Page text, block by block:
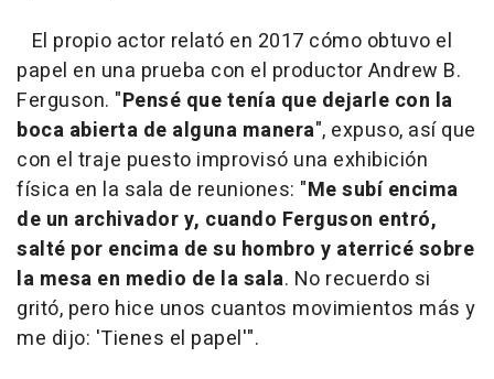
El propio actor relató en 2017 cómo obtuvo el
papel en una prueba con el productor Andrew B.
Ferguson. "Pensé que tenía que dejarle con la
boca abierta de alguna manera", expuso, así que
con el traje puesto improvisó una exhibición
física en la sala de reuniones: "Me subí encima
de un archivador y, cuando Ferguson entró,
salté por encima de su hombro y aterricé sobre
la mesa en medio de la sala. No recuerdo si
gritó, pero hice unos cuantos movimientos más y
me dijo: 'Tienes el papel'".